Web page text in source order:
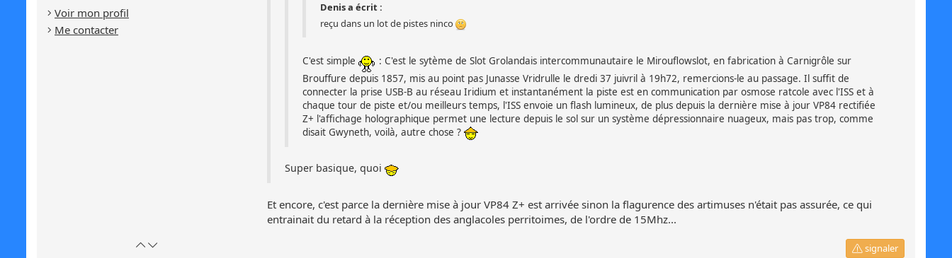
Voir mon profil
Me contacter
Denis a écrit :
reçu dans un lot de pistes ninco
C'est simple
: C'est le sytème de Slot Grolandais intercommunautaire le Mirouflowslot, en fabrication à Carnigrôle sur
Brouffure depuis 1857, mis au point pas Junasse Vridrulle le dredi 37 juivril à 19h72, remercions-le au passage. Il suffit de
connecter la prise USB-B au réseau Iridium et instantanément la piste est en communication par osmose ratcole avec l'ISS et à
chaque tour de piste et/ou meilleurs temps, l'ISS envoie un flash lumineux, de plus depuis la dernière mise à jour VP84 rectifiée
Z+ l'affichage holographique permet une lecture depuis le sol sur un système dépressionnaire nuageux, mais pas trop, comme
disait Gwyneth, voilà, autre chose ?
Super basique, quoi
Et encore, c'est parce la dernière mise à jour VP84 Z+ est arrivée sinon la flagurence des artimuses n'était pas assurée, ce qui
entrainait du retard à la réception des anglacoles perritoimes, de l'ordre de 15Mhz...
signaler
RetourAtteindre